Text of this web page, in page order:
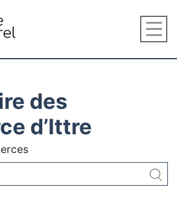
des
d’Ittre